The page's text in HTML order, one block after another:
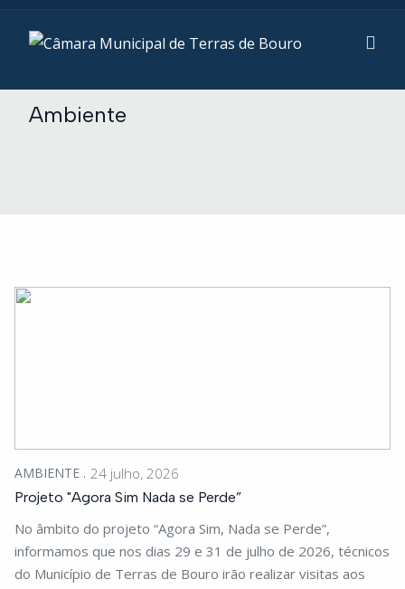
Ambiente
AMBIENTE 24 julho, 2026
Projeto "Agora Sim Nada se Perde”
No âmbito do projeto “Agora Sim, Nada se Perde”,
informamos que nos dias 29 e 31 de julho de 2026, técnicos
do Município de Terras de Bouro irão realizar visitas aos